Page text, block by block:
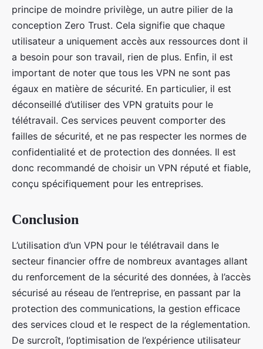
principe de moindre privilège, un autre pilier de la
conception Zero Trust. Cela signifie que chaque
utilisateur a uniquement accès aux ressources dont il
a besoin pour son travail, rien de plus. Enfin, il est
important de noter que tous les VPN ne sont pas
égaux en matière de sécurité. En particulier, il est
déconseillé d’utiliser des VPN gratuits pour le
télétravail. Ces services peuvent comporter des
failles de sécurité, et ne pas respecter les normes de
confidentialité et de protection des données. Il est
donc recommandé de choisir un VPN réputé et fiable,
conçu spécifiquement pour les entreprises.
Conclusion
L’utilisation d’un VPN pour le télétravail dans le
secteur financier offre de nombreux avantages allant
du renforcement de la sécurité des données, à l’accès
sécurisé au réseau de l’entreprise, en passant par la
protection des communications, la gestion efficace
des services cloud et le respect de la réglementation.
De surcroît, l’optimisation de l’expérience utilisateur